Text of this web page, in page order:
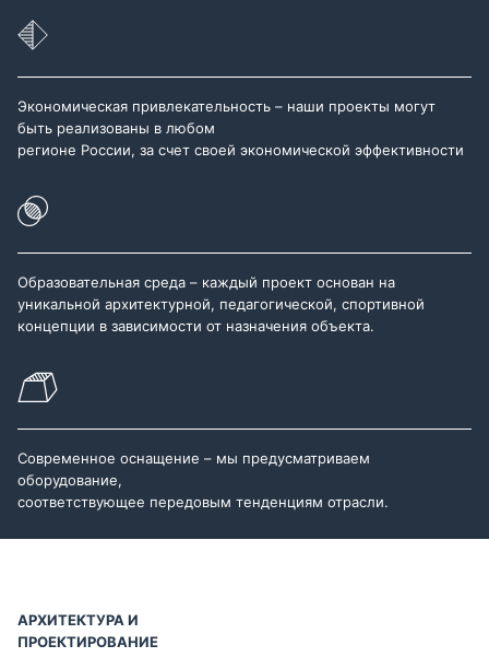
Экономическая привлекательность – наши проекты могут
быть реализованы в любом
регионе России, за счет своей экономической эффективности
Образовательная среда – каждый проект основан на
уникальной архитектурной, педагогической, спортивной
концепции в зависимости от назначения объекта.
Современное оснащение – мы предусматриваем
оборудование,
соответствующее передовым тенденциям отрасли.
АРХИТЕКТУРА И
ПРОЕКТИРОВАНИЕ